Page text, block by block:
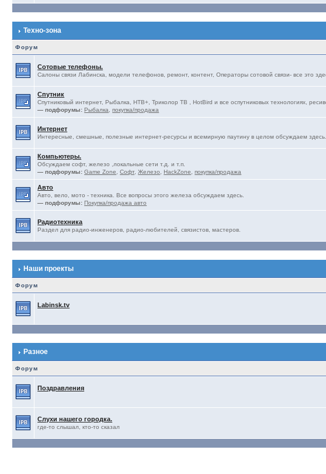
Техно-зона
Форум
Сотовые телефоны.
Салоны связи Лабинска, модели телефонов, ремонт, контент, Операторы сотовой связи- все это
Спутник
Спутниковый интернет, Рыбалка, НТВ+, Триколор ТВ , HotBird и все оспутниковых технологиях,
— подфорумы: Рыбалка ,покупка/продажа
Интернет
Интересные, смешные, полезные интернет-ресурсы и всемирную паутину в целом обсуждаем здесь.
Компьютеры.
Обсуждаем софт, железо ,локальные сети т.д. и т.п.
— подфорумы: Game Zone ,Софт,Железо ,HackZone ,покупка/продажа
Авто
Авто, вело, мото - техника. Все вопросы этого железа обсуждаем здесь.
— подфорумы: Покупка/продажа авто
Радиотехника
Раздел для радио-инженеров, радио-любителей, связистов, мастеров.
Наши проекты
Форум
Labinsk.tv
Разное
Форум
Поздравления
Слухи нашего городка.
где-то слышал, кто-то сказал